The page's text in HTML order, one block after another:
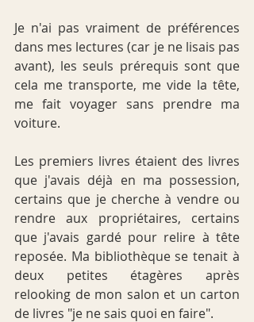
Je n'ai pas vraiment de préférences
dans mes lectures (car je ne lisais pas
avant), les seuls prérequis sont que
cela me transporte, me vide la tête,
me fait voyager sans prendre ma
voiture.
Les premiers livres étaient des livres
que j'avais déjà en ma possession,
certains que je cherche à vendre ou
rendre aux propriétaires, certains
que j'avais gardé pour relire à tête
reposée. Ma bibliothèque se tenait à
deux petites étagères après
relooking de mon salon et un carton
de livres "je ne sais quoi en faire".